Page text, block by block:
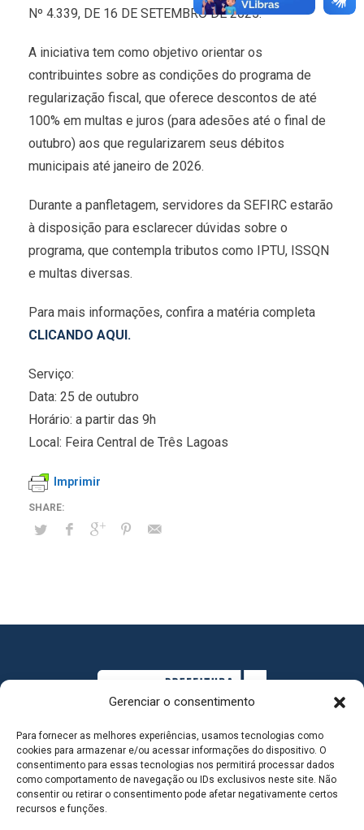
Gerenciar o consentimento
Para fornecer as melhores experiências, usamos tecnologias como
cookies para armazenar e/ou acessar informações do dispositivo. O
consentimento para essas tecnologias nos permitirá processar dados
como comportamento de navegação ou IDs exclusivos neste site. Não
consentir ou retirar o consentimento pode afetar negativamente certos
recursos e funções.
Nº 4.339, DE 16 DE SETEMBRO DE 2025.
A iniciativa tem como objetivo orientar os
contribuintes sobre as condições do programa de
regularização fiscal, que oferece descontos de até
100% em multas e juros (para adesões até o final de
outubro) aos que regularizarem seus débitos
municipais até janeiro de 2026.
Durante a panfletagem, servidores da SEFIRC estarão
à disposição para esclarecer dúvidas sobre o
programa, que contempla tributos como IPTU, ISSQN
e multas diversas.
Para mais informações, confira a matéria completa
CLICANDO AQUI.
Serviço:
Data: 25 de outubro
Horário: a partir das 9h
Local: Feira Central de Três Lagoas
Imprimir
MAPA DO SITE